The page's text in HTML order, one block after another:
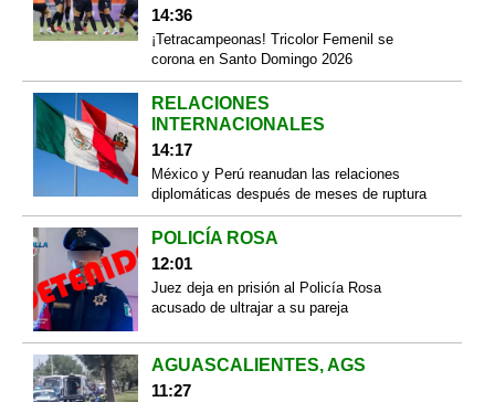
14:36
¡Tetracampeonas! Tricolor Femenil se
corona en Santo Domingo 2026
RELACIONES
INTERNACIONALES
14:17
México y Perú reanudan las relaciones
diplomáticas después de meses de ruptura
POLICÍA ROSA
12:01
Juez deja en prisión al Policía Rosa
acusado de ultrajar a su pareja
AGUASCALIENTES, AGS
11:27